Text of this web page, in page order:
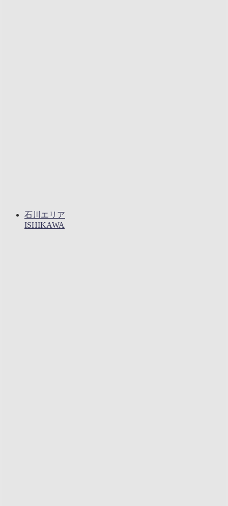
石川エリア
ISHIKAWA